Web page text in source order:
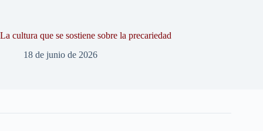
La cultura que se sostiene sobre la precariedad
18 de junio de 2026